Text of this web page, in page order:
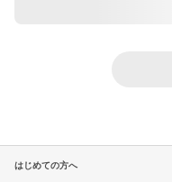
はじめての方へ